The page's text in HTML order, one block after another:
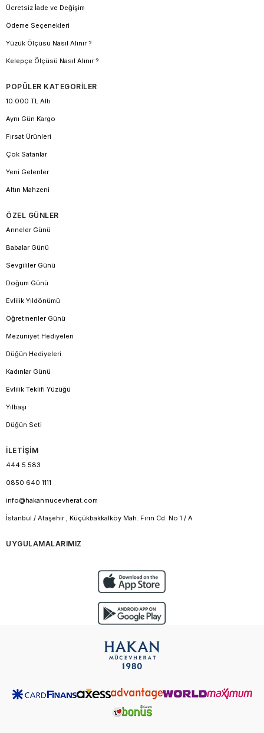
Ücretsiz İade ve Değişim
Ödeme Seçenekleri
Yüzük Ölçüsü Nasıl Alınır ?
Kelepçe Ölçüsü Nasıl Alınır ?
POPÜLER KATEGORİLER
10.000 TL Altı
Aynı Gün Kargo
Fırsat Ürünleri
Çok Satanlar
Yeni Gelenler
Altın Mahzeni
ÖZEL GÜNLER
Anneler Günü
Babalar Günü
Sevgililer Günü
Doğum Günü
Evlilik Yıldönümü
Öğretmenler Günü
Mezuniyet Hediyeleri
Düğün Hediyeleri
Kadınlar Günü
Evlilik Teklifi Yüzüğü
Yılbaşı
Düğün Seti
İLETİŞİM
444 5 583
0850 640 1111
info@hakanmucevherat.com
İstanbul / Ataşehir , Küçükbakkalköy Mah. Fırın Cd. No 1 / A
UYGULAMALARIMIZ